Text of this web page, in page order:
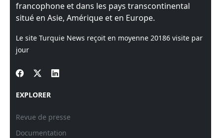
francophone et dans les pays transcontinental
situé en Asie, Amérique et en Europe.
Le site Turquie News reçoit en moyenne 20186 visite par
jour
EXPLORER
Revue de presse
Documentation